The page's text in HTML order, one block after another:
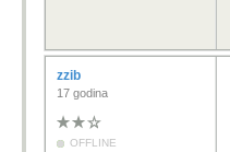
zzib
17 godina
OFFLINE